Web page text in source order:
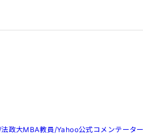
政大MBA教員/Yahoo公式コメンテータ